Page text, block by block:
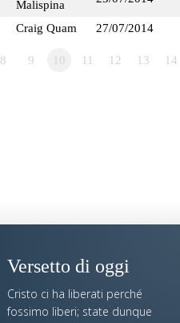
Malispina
Craig Quam 27/07/2014
8 9 10 11 12 13 14
Versetto di oggi
Cristo ci ha liberati perché
fossimo liberi; state dunque